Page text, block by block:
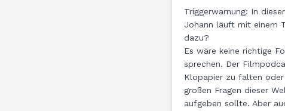
Triggerwarnung: In
Johann läuft mit einem
dazu?
Es wäre keine richtige
sprechen. Der
Klopapier zu falten
großen Fragen dieser
aufgeben sollte. Aber